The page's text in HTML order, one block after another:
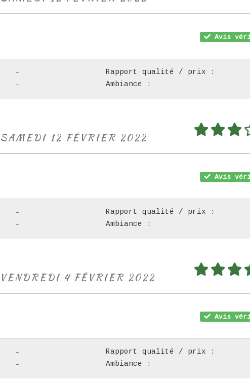
Avis
- Rapport qualité / prix :
- Ambiance :
12 FÉVRIER 2022
Avis
- Rapport qualité / prix :
- Ambiance :
4 FÉVRIER 2022
Avis
- Rapport qualité / prix :
- Ambiance :